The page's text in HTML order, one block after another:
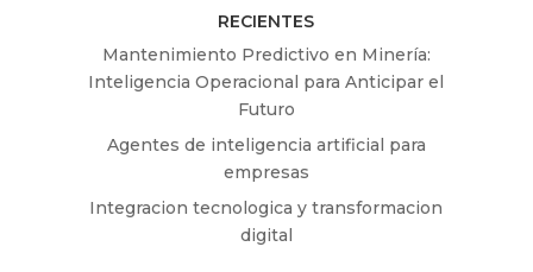
RECIENTES
Mantenimiento Predictivo en Minería:
Inteligencia Operacional para Anticipar el
Futuro
Agentes de inteligencia artificial para
empresas
Integracion tecnologica y transformacion
digital